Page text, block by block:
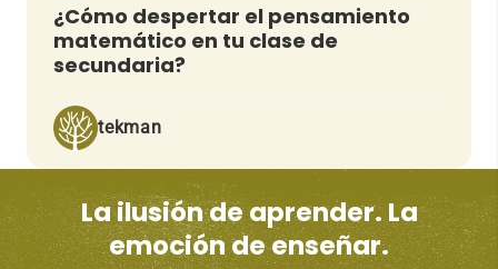
¿Cómo despertar el pensamiento
matemático en tu clase de
secundaria?
tekman
La ilusión de aprender. La
emoción de enseñar.